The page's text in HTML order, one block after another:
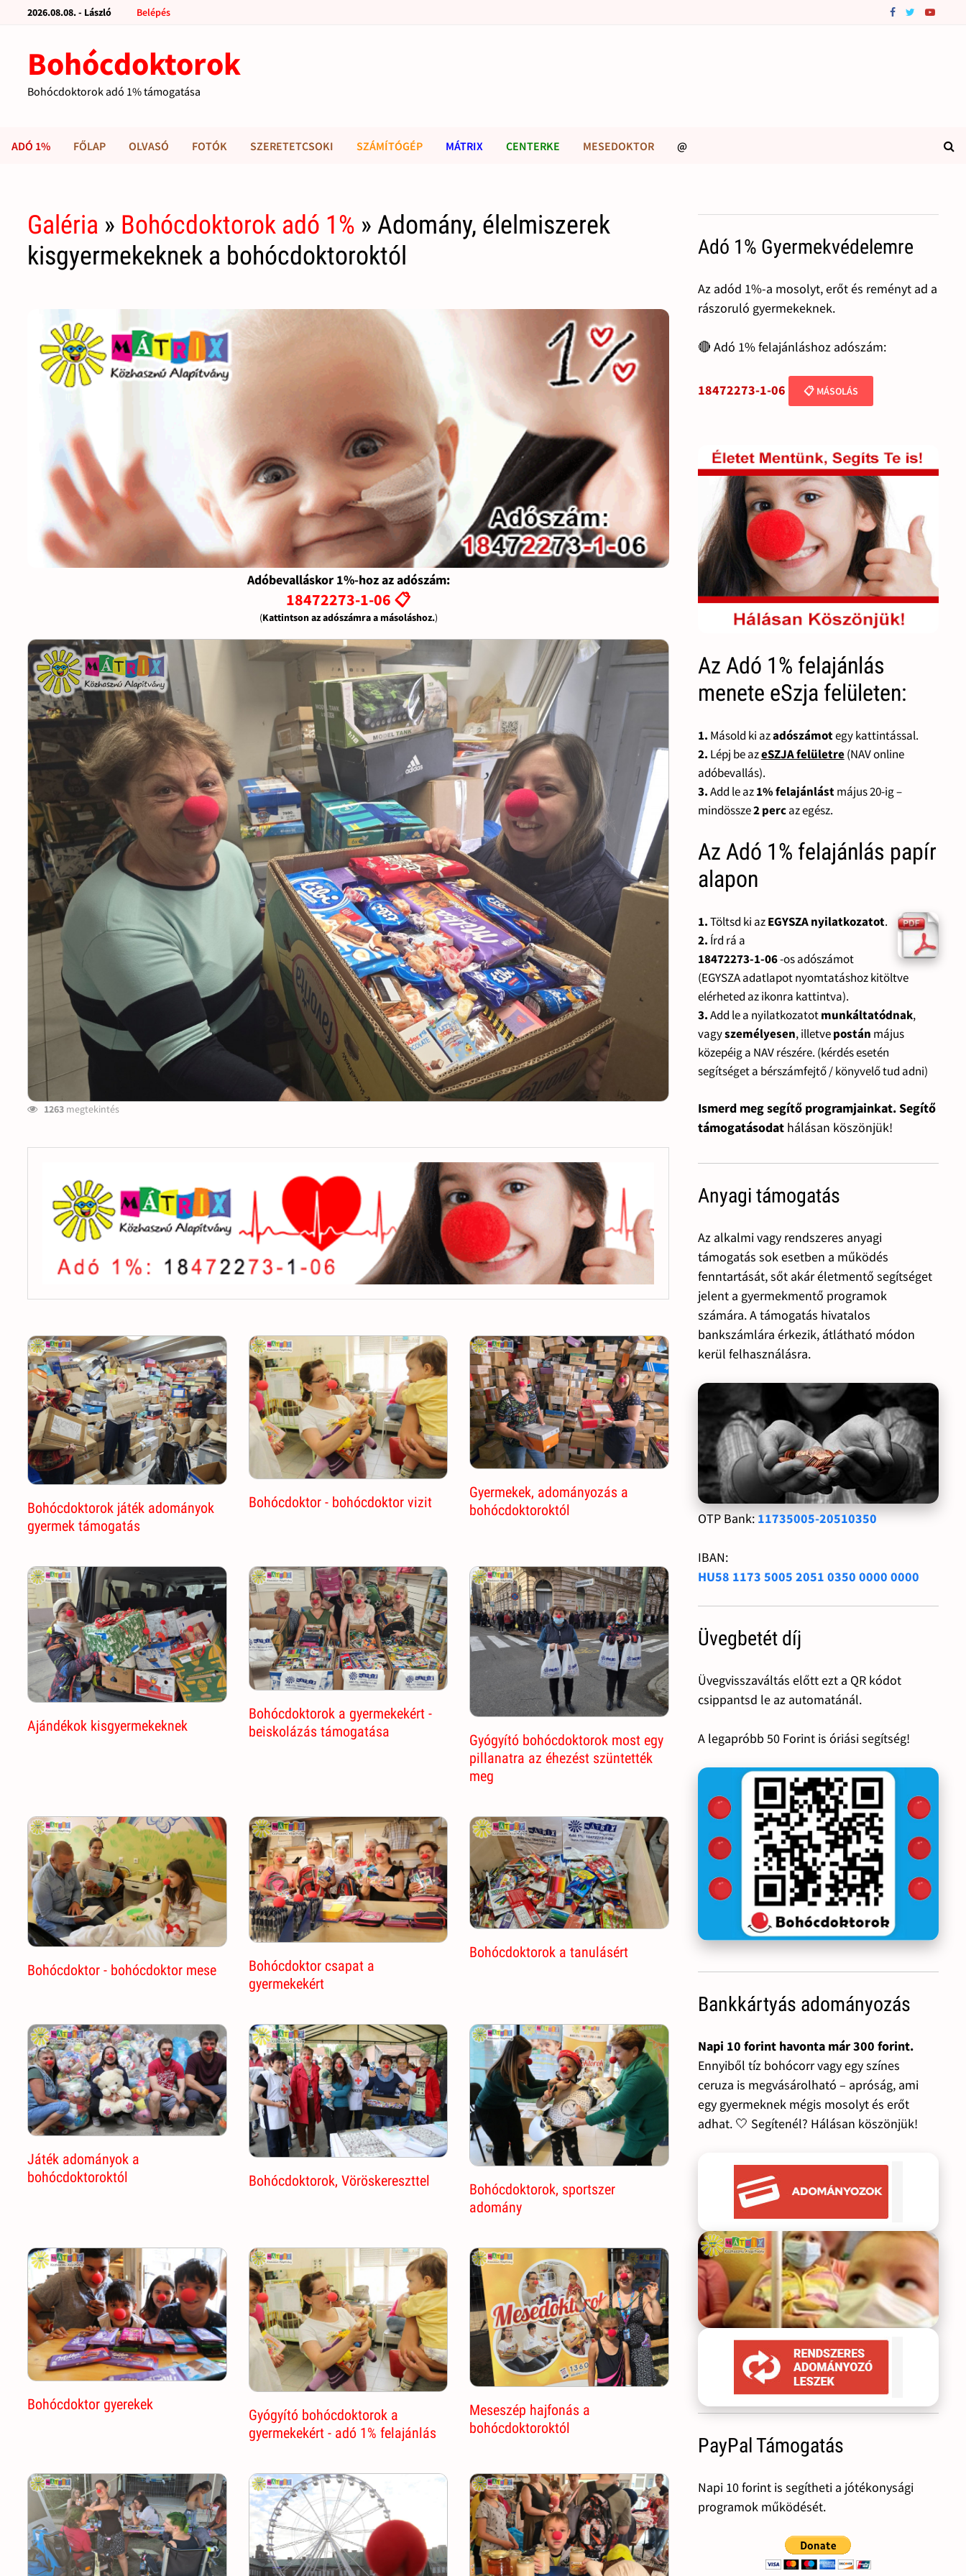
2026.08.08. - László Belépés
Bohócdoktorok
Bohócdoktorok adó 1% támogatása
ADÓ 1% FŐLAP OLVASÓ FOTÓK SZERETETCSOKI SZÁMÍTÓGÉP MÁTRIX CENTERKE MESEDOKTOR @
Galéria » Bohócdoktorok adó 1% » Adomány, élelmiszerek
kisgyermekeknek a bohócdoktoroktól
Adóbevalláskor 1%-hoz az adószám:
18472273-1-06 📋
(Kattintson az adószámra a másoláshoz.)
1263 megtekintés
Bohócdoktorok játék adományok
gyermek támogatás
Bohócdoktor - bohócdoktor vizit
Gyermekek, adományozás a
bohócdoktoroktól
Ajándékok kisgyermekeknek
Bohócdoktorok a gyermekekért -
beiskolázás támogatása
Gyógyító bohócdoktorok most egy
pillanatra az éhezést szüntették
meg
Bohócdoktor - bohócdoktor mese
Bohócdoktor csapat a
gyermekekért
Bohócdoktorok a tanulásért
Játék adományok a
bohócdoktoroktól
Bohócdoktorok, Vöröskereszttel
Bohócdoktorok, sportszer
adomány
Bohócdoktor gyerekek
Gyógyító bohócdoktorok a
gyermekekért - adó 1% felajánlás
Meseszép hajfonás a
bohócdoktoroktól
Adó 1% Gyermekvédelemre
Az adód 1%-a mosolyt, erőt és reményt ad a
rászoruló gyermekeknek.
🔴 Adó 1% felajánláshoz adószám:
18472273-1-06 📋 MÁSOLÁS
Az Adó 1% felajánlás
menete eSzja felületen:
1. Másold ki azadószámotegy kattintással.
2. Lépj be azeSZJA felületre(NAV online
adóbevallás).
3.Add le az1% felajánlástmájus 20-ig –
mindössze2 percaz egész.
Az Adó 1% felajánlás papír
alapon
1.Töltsd ki azEGYSZA nyilatkozatot.
2. Írd rá a
18472273-1-06-os adószámot
(EGYSZA adatlapot nyomtatáshoz kitöltve
elérheted az ikonra kattintva).
3.Add le a nyilatkozatotmunkáltatódnak,
vagyszemélyesen, illetvepostán május
közepéig a NAV részére. (kérdés esetén
segítséget a bérszámfejtő / könyvelő tud adni)
Ismerd meg segítő programjainkat. Segítő
támogatásodat hálásan köszönjük!
Anyagi támogatás
Az alkalmi vagy rendszeres anyagi
támogatás sok esetben a működés
fenntartását, sőt akár életmentő segítséget
jelent a gyermekmentő programok
számára. A támogatás hivatalos
bankszámlára érkezik, átlátható módon
kerül felhasználásra.
OTP Bank: 11735005-20510350
IBAN:
HU58 1173 5005 2051 0350 0000 0000
Üvegbetét díj
Üvegvisszaváltás előtt ezt a QR kódot
csippantsd le az automatánál.
A legapróbb 50 Forint is óriási segítség!
Bankkártyás adományozás
Napi 10 forint havonta már 300 forint.
Ennyiből tíz bohócorr vagy egy színes
ceruza is megvásárolható – apróság, ami
egy gyermeknek mégis mosolyt és erőt
adhat. 🤍 Segítenél? Hálásan köszönjük!
PayPal Támogatás
Napi 10 forint is segítheti a jótékonysági
programok működését.